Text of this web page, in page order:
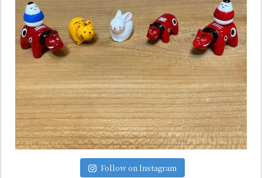
Follow on Instagram